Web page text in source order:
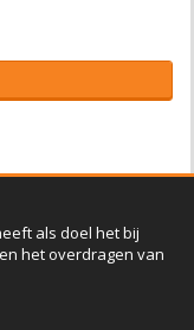
als doel het bij
het overdragen van